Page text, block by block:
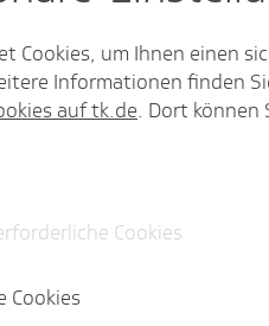
gefal­len?
Cookies, um Ihnen einen
Informationen finden
auf tk.de. Dort können
Cookies
Cookies